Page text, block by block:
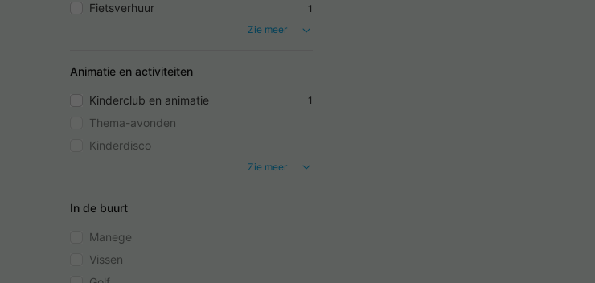
Fietsverhuur
1
Zie meer
Animatie en activiteiten
Kinderclub en animatie 1
Thema-avonden
Kinderdisco
Zie meer
In de buurt
Manege
Vissen